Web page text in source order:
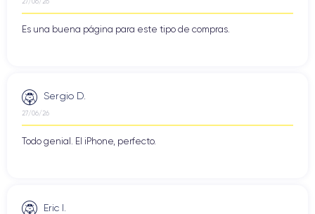
Es una buena página para este tipo de compras.
Sergio D.
27/06/26
Todo genial. El iPhone, perfecto.
Eric I.